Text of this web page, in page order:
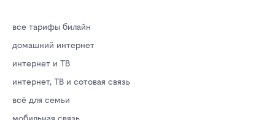
все тарифы билайн
домашний интернет
интернет и ТВ
интернет, ТВ и сотовая связь
всё для семьи
мобильная связь